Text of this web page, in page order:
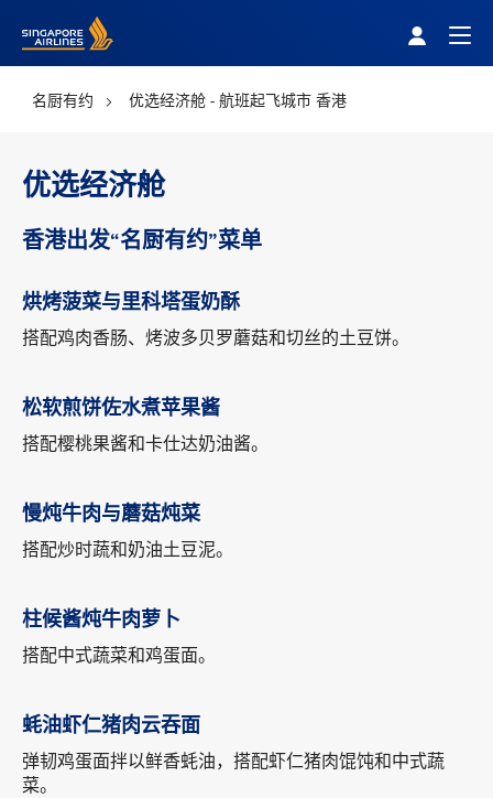
名厨有约 优选经济舱 - 航班起飞城市 香港
优选经济舱
香港出发“名厨有约”菜单
烘烤菠菜与里科塔蛋奶酥
搭配鸡肉香肠、烤波多贝罗蘑菇和切丝的土豆饼。
松软煎饼佐水煮苹果酱
搭配樱桃果酱和卡仕达奶油酱。
慢炖牛肉与蘑菇炖菜
搭配炒时蔬和奶油土豆泥。
柱候酱炖牛肉萝卜
搭配中式蔬菜和鸡蛋面。
蚝油虾仁猪肉云吞面
弹韧鸡蛋面拌以鲜香蚝油，搭配虾仁猪肉馄饨和中式蔬
菜。